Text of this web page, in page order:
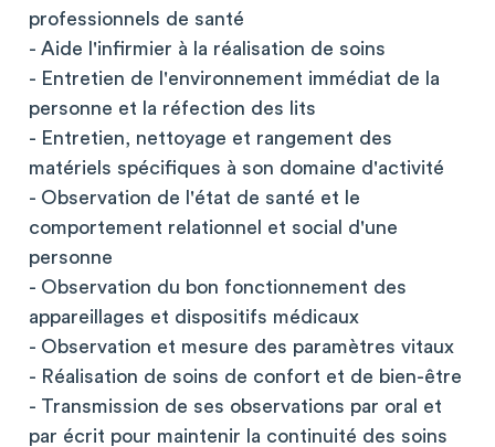
professionnels de santé
- Aide l'infirmier à la réalisation de soins
- Entretien de l'environnement immédiat de la
personne et la réfection des lits
- Entretien, nettoyage et rangement des
matériels spécifiques à son domaine d'activité
- Observation de l'état de santé et le
comportement relationnel et social d'une
personne
- Observation du bon fonctionnement des
appareillages et dispositifs médicaux
- Observation et mesure des paramètres vitaux
- Réalisation de soins de confort et de bien-être
- Transmission de ses observations par oral et
par écrit pour maintenir la continuité des soins